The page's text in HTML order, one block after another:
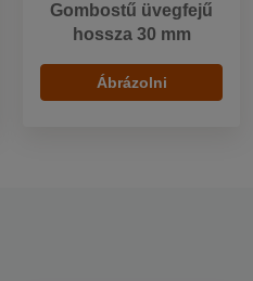
Gombostű üvegfejű
hossza 30 mm
Ábrázolni